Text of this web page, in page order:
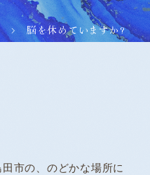
脳を休めていますか?
市の、のどかな場所に